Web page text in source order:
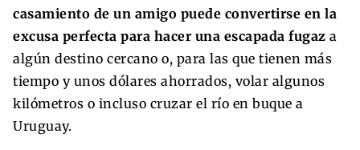
casamiento de un amigo puede convertirse en la
excusa perfecta para hacer una escapada fugaz a
algún destino cercano o, para las que tienen más
tiempo y unos dólares ahorrados, volar algunos
kilómetros o incluso cruzar el río en buque a
Uruguay.